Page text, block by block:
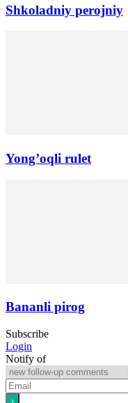
Shkoladniy perojniy
Yong’oqli rulet
Bananli pirog
Subscribe
Login
Notify of